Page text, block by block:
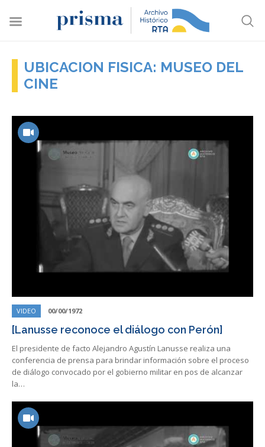
UBICACION FISICA: MUSEO DEL
CINE
VIDEO 00/00/1972
[Lanusse reconoce el diálogo con Perón]
El presidente de facto Alejandro Agustín Lanusse realiza una
conferencia de prensa para brindar información sobre el proceso
de diálogo convocado por el gobierno militar en pos de alcanzar
la…